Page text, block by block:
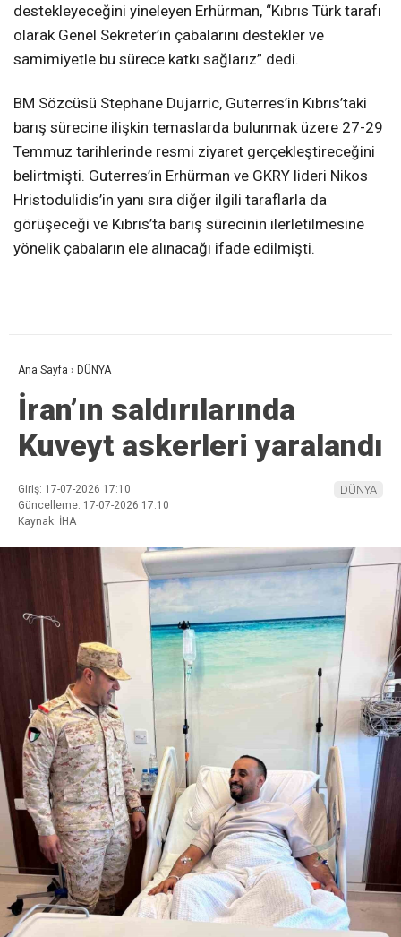
destekleyeceğini yineleyen Erhürman, “Kıbrıs Türk tarafı
olarak Genel Sekreter’in çabalarını destekler ve
samimiyetle bu sürece katkı sağlarız” dedi.
BM Sözcüsü Stephane Dujarric, Guterres’in Kıbrıs’taki
barış sürecine ilişkin temaslarda bulunmak üzere 27-29
Temmuz tarihlerinde resmi ziyaret gerçekleştireceğini
belirtmişti. Guterres’in Erhürman ve GKRY lideri Nikos
Hristodulidis’in yanı sıra diğer ilgili taraflarla da
görüşeceği ve Kıbrıs’ta barış sürecinin ilerletilmesine
yönelik çabaların ele alınacağı ifade edilmişti.
Ana Sayfa › DÜNYA
İran’ın saldırılarında
Kuveyt askerleri yaralandı
Giriş: 17-07-2026 17:10
Güncelleme: 17-07-2026 17:10
Kaynak: İHA
DÜNYA